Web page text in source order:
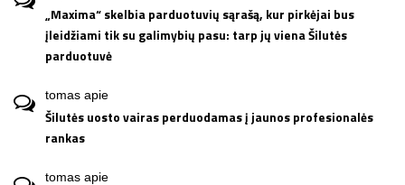
„Maxima“ skelbia parduotuvių sąrašą, kur pirkėjai bus
įleidžiami tik su galimybių pasu: tarp jų viena Šilutės
parduotuvė
tomas apie
Šilutės uosto vairas perduodamas į jaunos profesionalės
rankas
tomas apie